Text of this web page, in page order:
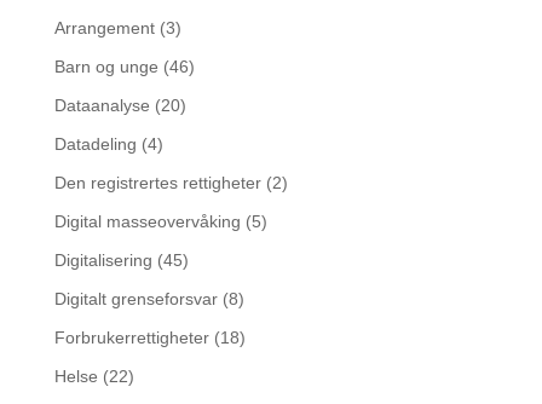
Arrangement(3)
Barn og unge (46)
Dataanalyse (20)
Datadeling (4)
Den registrertes rettigheter(2)
Digital masseovervåking (5)
Digitalisering (45)
Digitalt grenseforsvar(8)
Forbrukerrettigheter(18)
Helse (22)